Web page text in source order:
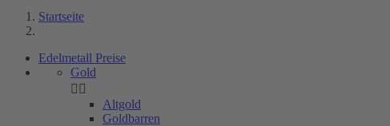
Startseite
Edelmetall Preise
Gold
 
Altgold
Goldbarren